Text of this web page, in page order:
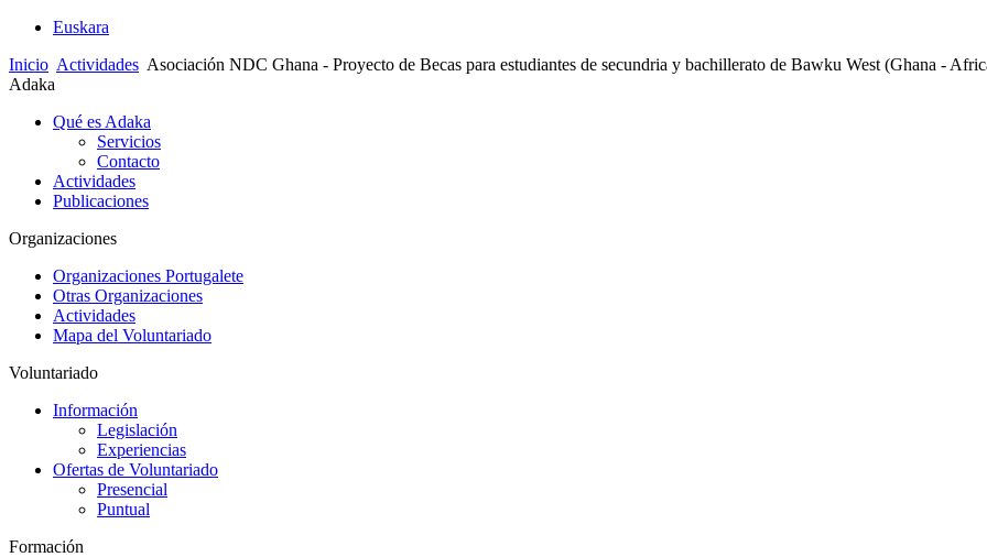
Euskara
Inicio Actividades Asociación NDC Ghana - Proyecto de Becas para estudiantes de secundria y bachillerato de Bawku West (Ghana -
Adaka
Qué es Adaka
Servicios
Contacto
Actividades
Publicaciones
Organizaciones
Organizaciones Portugalete
Otras Organizaciones
Actividades
Mapa del Voluntariado
Voluntariado
Información
Legislación
Experiencias
Ofertas de Voluntariado
Presencial
Puntual
Formación